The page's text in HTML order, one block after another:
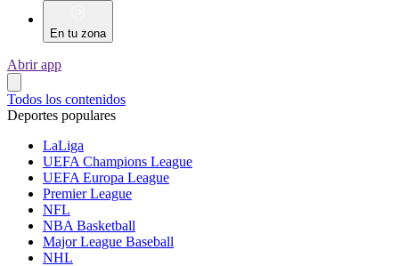
En tu zona
Abrir app
Todos los contenidos
Deportes populares
LaLiga
UEFA Champions League
UEFA Europa League
Premier League
NFL
NBA Basketball
Major League Baseball
NHL